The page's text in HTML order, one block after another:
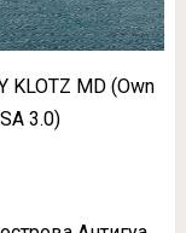
KLOTZ MD (Own
3.0)